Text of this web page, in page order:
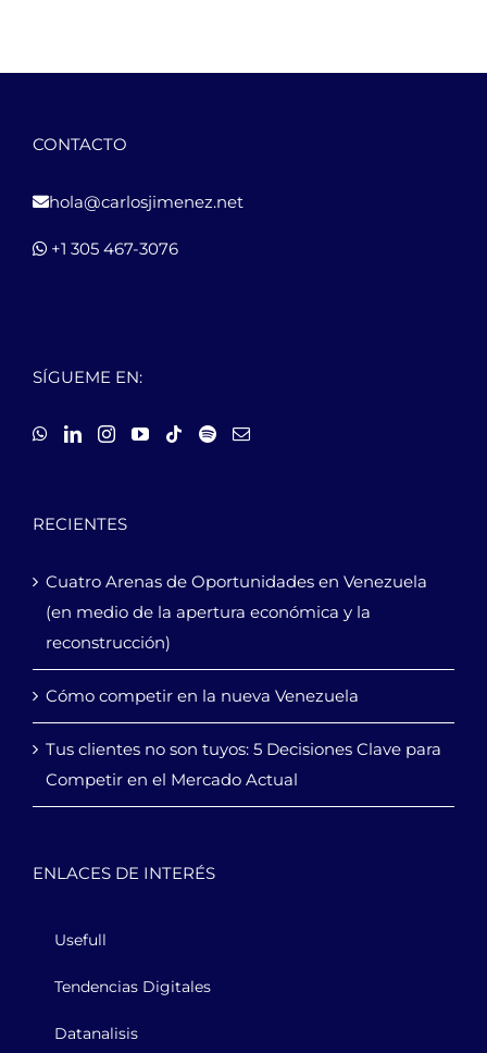
CONTACTO
hola@carlosjimenez.net
+1 305 467-3076
SÍGUEME EN:
RECIENTES
Cuatro Arenas de Oportunidades en Venezuela
(en medio de la apertura económica y la
reconstrucción)
Cómo competir en la nueva Venezuela
Tus clientes no son tuyos: 5 Decisiones Clave para
Competir en el Mercado Actual
ENLACES DE INTERÉS
Usefull
Tendencias Digitales
Datanalisis